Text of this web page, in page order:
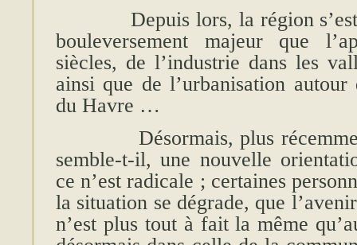
Depuis lors, la région s’est
bouleversement majeur que
siècles, de l’industrie dans les
ainsi que de l’urbanisation
du Havre …
Désormais, plus
semble-t-il, une nouvelle
ce n’est radicale ; certaines
la situation se dégrade, que
n’est plus tout à fait la même